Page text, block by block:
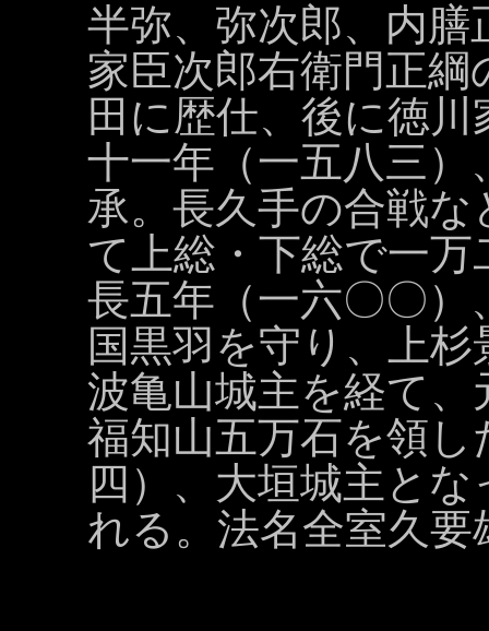
半弥、弥次郎、内膳
家臣次郎右衛門正
田に歴仕、後に徳
十一年（一五八三
承。長久手の合戦
て上総・下総で一
長五年（一六〇〇
国黒羽を守り、上
波亀山城主を経て
福知山五万石を領
四）、大垣城主と
れる。法名全室久要